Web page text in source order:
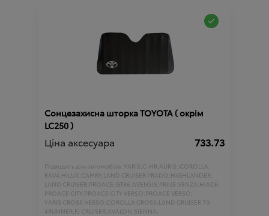
Сонцезахисна шторка TOYOTA ( окрім
LC250 )
Ціна аксесуара 733.73
Підходить для автомобіля :YARIS;C-HR;AURIS ;COROLLA;
RAV4;HILUX;CAMRY;LAND CRUISER PRADO;HIGHLANDER;
LAND CRUISER;PROACE;GT86;AVENSIS;PRIUS;VENZA;HIACE;
PROACE CITY;PROACE CITY VERSO;PROACE VERSO;
YARIS CROSS;VERSO;COROLLA CROSS;LAND CRUISER 70;
4RUNNER;FJ CRUISER;AVALON;SIENNA;